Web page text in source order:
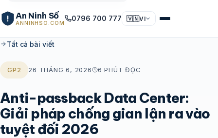
An Ninh Số
ANNINHSO.COM
0796 700 777 🇻🇳VI
Tất cả bài viết
GP2 26 THÁNG 6, 2026 6 PHÚT ĐỌC
Anti-passback Data Center:
Giải pháp chống gian lận ra vào
tuyệt đối 2026